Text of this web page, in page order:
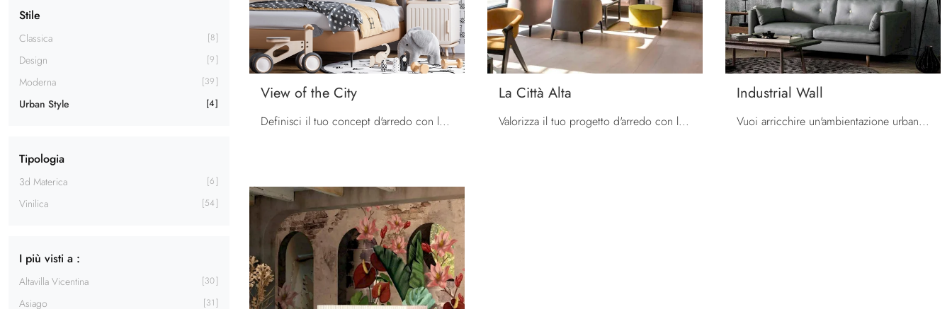
Stile
Classica 8
Design 9
Moderna 39
Urban Style 4
Tipologia
3d Materica 6
Vinilica 54
I più visti a :
Altavilla Vicentina 30
Asiago 31
View of the City
Definisci il tuo concept d'arredo con la Carta da parati vinilica: se cerchi una soluzione urban style, View of the City fa al caso tuo.
La Città Alta
Valorizza il tuo progetto d'arredo con la Carta da parati vinilica: se sei alla ricerca di una soluzione urban style, La Città Alta fa al caso tuo.
Industrial Wall
Vuoi arricchire un'ambientazione urban style? Scopri la Carta da parati vinilica di Pintdecor: il modello Industrial Wall ti aspetta!